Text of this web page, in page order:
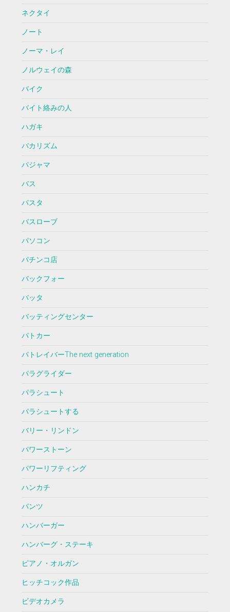
ネクタイ
ノート
ノーマ・レイ
ノルウェイの森
バイク
バイト絡みの人
ハガキ
バカリズム
パジャマ
バス
パスタ
バスローブ
パソコン
パチンコ店
バックフォー
バッタ
バッティングセンター
パトカー
パトレイバーThe next generation
パラグライダー
パラシュート
パラシュートする
バリー・リンドン
パワーストーン
パワーリフティング
ハンカチ
パンツ
ハンバーガー
ハンバーグ・ステーキ
ピアノ・オルガン
ヒッチコック作品
ビデオカメラ